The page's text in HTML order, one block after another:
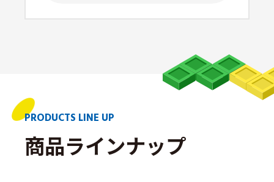
PRODUCTS LINE UP
商品ラインナップ